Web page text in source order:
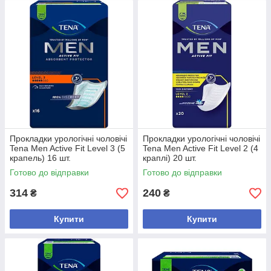
Прокладки урологічні чоловічі
Tena Men Active Fit Level 3 (5
крапель) 16 шт.
Готово до відправки
314 ₴
Купити
Прокладки урологічні чоловічі
Tena Men Active Fit Level 2 (4
краплі) 20 шт.
Готово до відправки
240 ₴
Купити